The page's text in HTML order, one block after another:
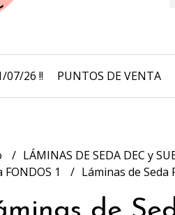
07/26 !! PUNTOS DE VENTA
LÁMINAS DE SEDA DEC y
FONDOS 1
Láminas de Seda